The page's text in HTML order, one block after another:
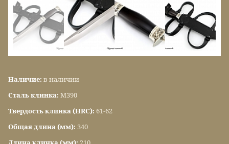
Наличие: в наличии
Сталь клинка: М390
Твердость клинка (HRC): 61-62
Общая длина (мм): 340